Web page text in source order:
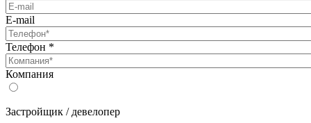
E-mail
Телефон *
Компания
Застройщик / девелопер